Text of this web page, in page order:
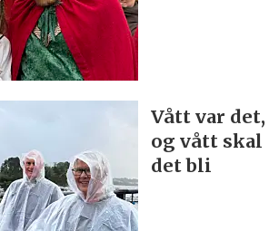
Vått var det,
og vått skal
det bli